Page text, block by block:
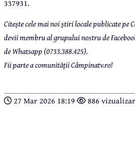
337931.
Citește cele mai noi știri locale publicate pe
devii membru al grupului nostru de
de Whatsapp (0733.388.425).
Fii parte a comunității Câmpinatv.ro!
27 Mar 2026 18:19 886